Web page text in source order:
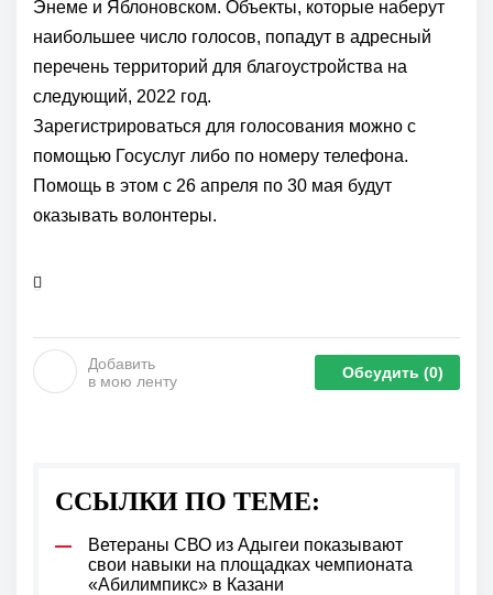
Энеме и Яблоновском. Объекты, которые наберут
наибольшее число голосов, попадут в адресный
перечень территорий для благоустройства на
следующий, 2022 год.
Зарегистрироваться для голосования можно с
помощью Госуслуг либо по номеру телефона.
Помощь в этом с 26 апреля по 30 мая будут
оказывать волонтеры.
Добавить
в мою ленту
Обсудить (0)
ССЫЛКИ ПО ТЕМЕ:
Ветераны СВО из Адыгеи показывают
свои навыки на площадках чемпионата
«Абилимпикс» в Казани